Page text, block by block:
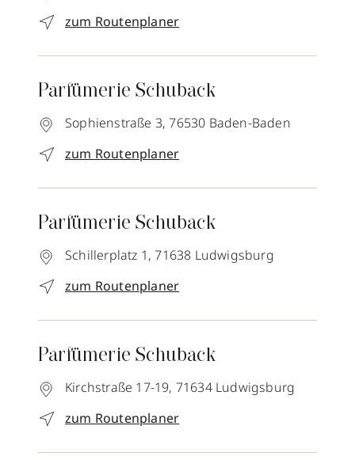
zum Routenplaner
Parfümerie Schuback
Sophienstraße 3, 76530 Baden-Baden
zum Routenplaner
Parfümerie Schuback
Schillerplatz 1, 71638 Ludwigsburg
zum Routenplaner
Parfümerie Schuback
Kirchstraße 17-19, 71634 Ludwigsburg
zum Routenplaner